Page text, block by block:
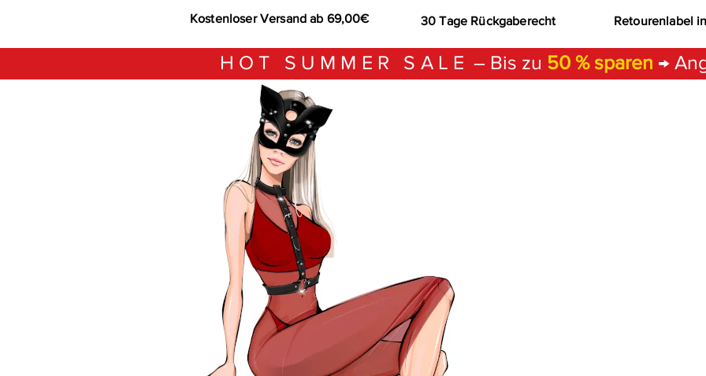
Kostenloser Versand ab 69,00€ 30 Tage Rückgaberecht Retourenlabel
HOT SUMMER SALE – Bis zu 50 % sparen →